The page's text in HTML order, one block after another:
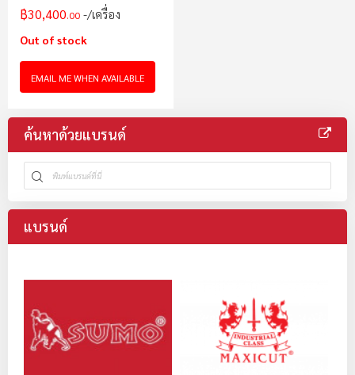
฿30,400.00 /เครื่อง
Out of stock
EMAIL ME WHEN AVAILABLE
ค้นหาด้วยแบรนด์
แบรนด์